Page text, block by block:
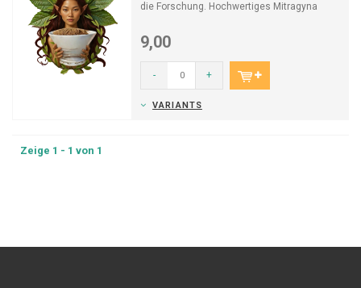
die Forschung. Hochwertiges Mitragyna
9,00
- +
VARIANTS
Zeige 1 - 1 von 1